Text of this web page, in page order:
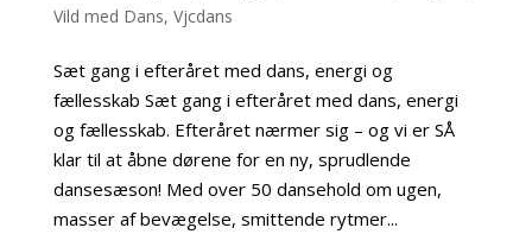
Vild med Dans, Vjcdans
Sæt gang i efteråret med dans, energi og
fællesskab Sæt gang i efteråret med dans, energi
og fællesskab. Efteråret nærmer sig – og vi er SÅ
klar til at åbne dørene for en ny, sprudlende
dansesæson! Med over 50 dansehold om ugen,
masser af bevægelse, smittende rytmer...